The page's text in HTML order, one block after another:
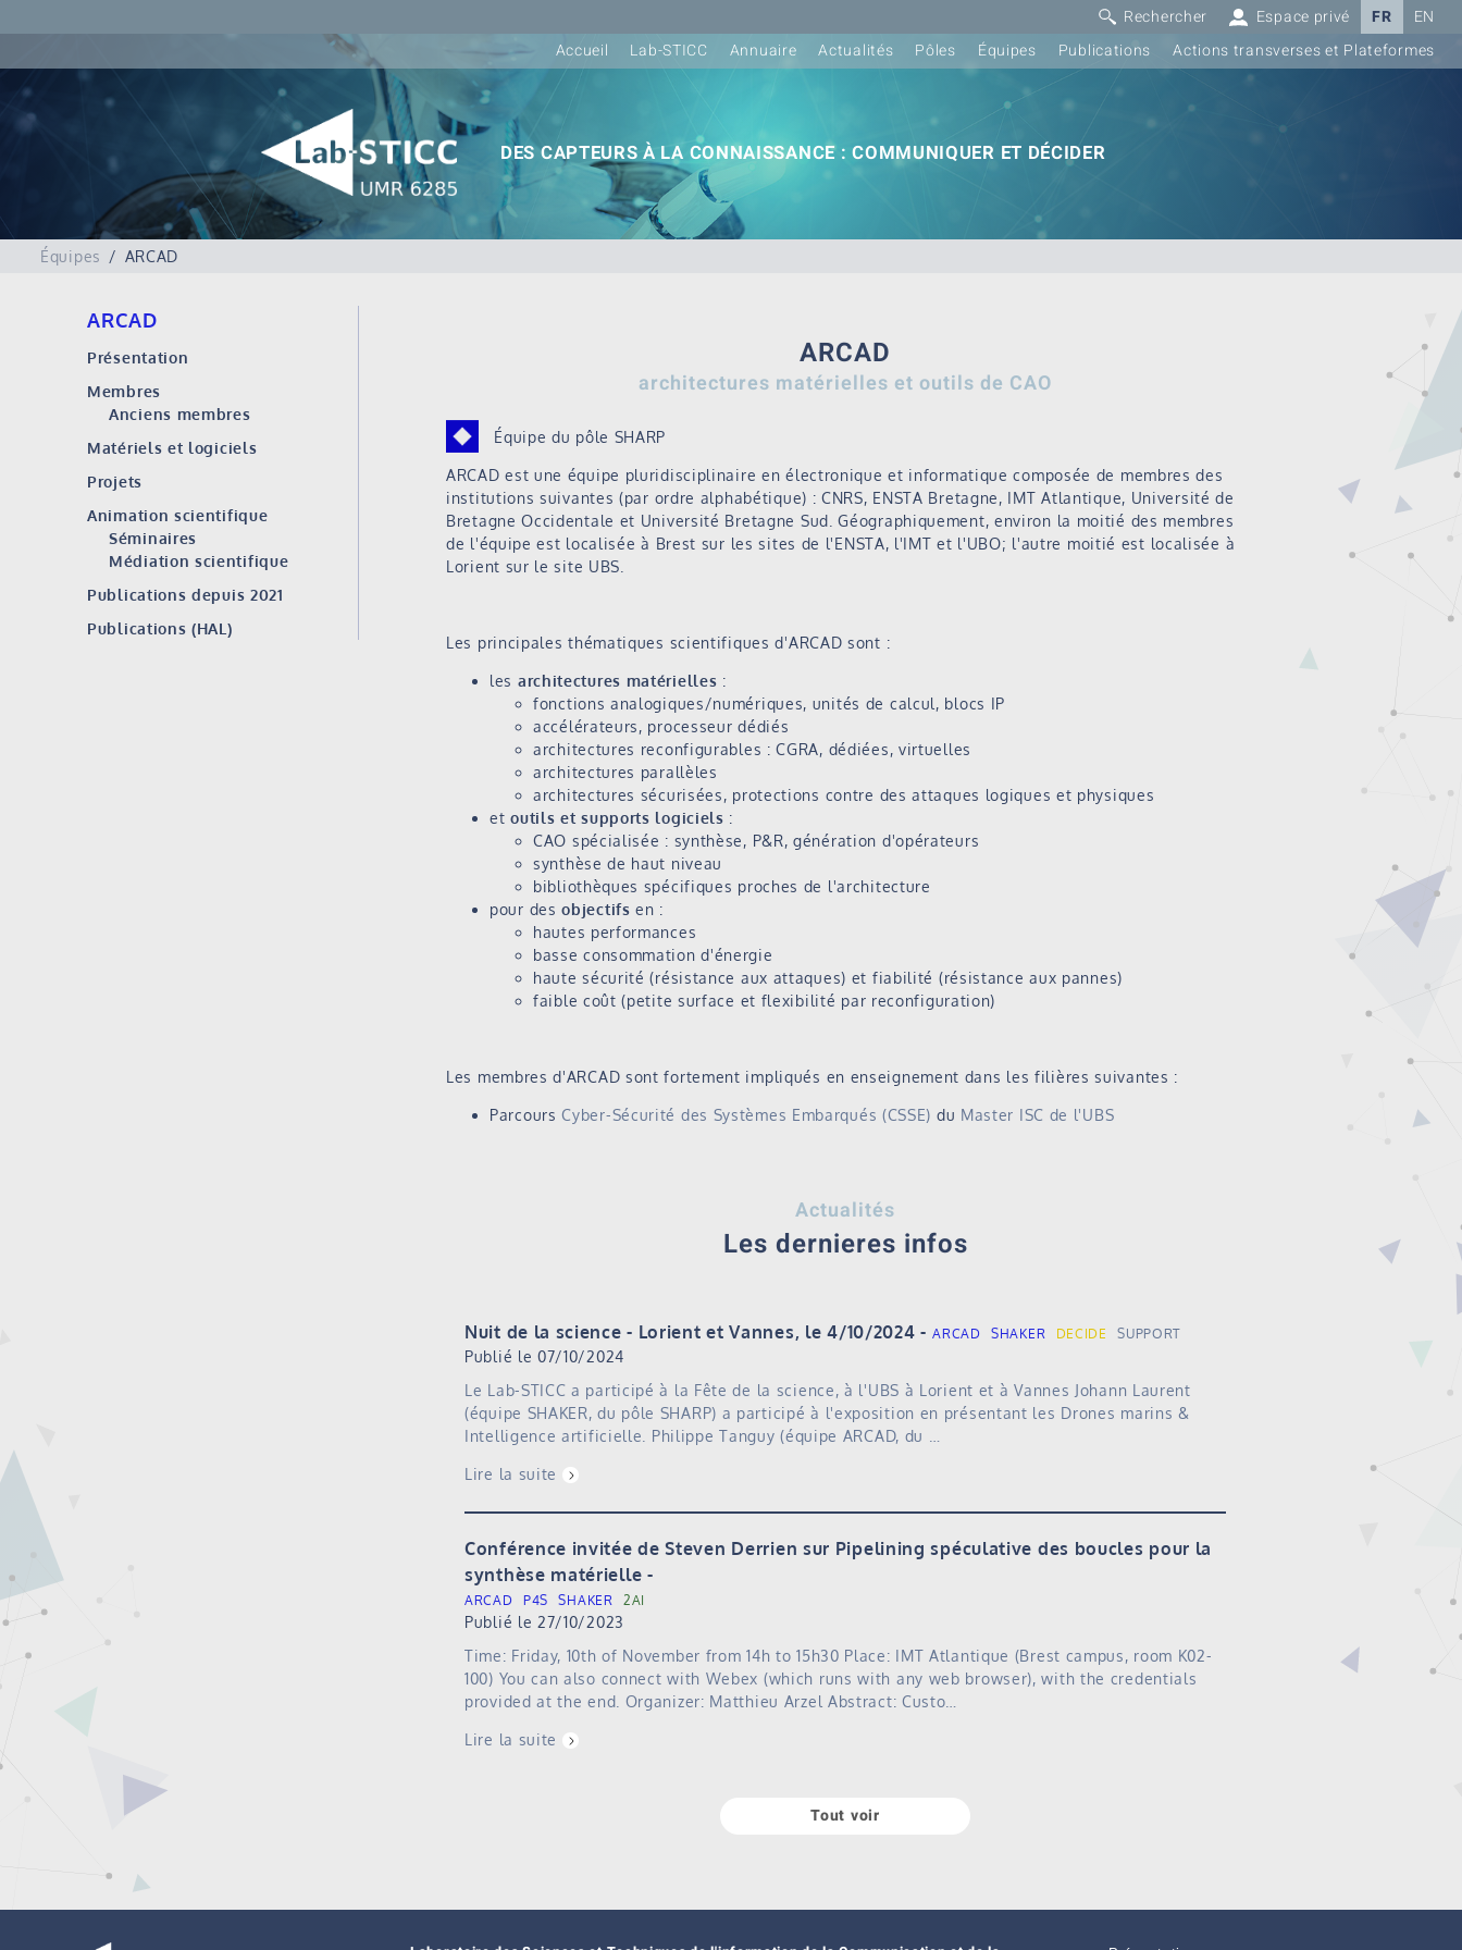
Rechercher Espace privé FR
EN
Accueil
Lab-STICC Annuaire Actualités Pôles Équipes Publications Actions transverses et Plateformes
DES CAPTEURS À LA CONNAISSANCE : COMMUNIQUER ET DÉCIDER
Équipes ARCAD
ARCAD
Présentation
Membres
Anciens membres
Matériels et logiciels
Projets
Animation scientifique
Séminaires
Médiation scientifique
Publications depuis 2021
Publications (HAL)
ARCAD
architectures matérielles et outils de CAO
Équipe du pôle SHARP
ARCAD est une équipe pluridisciplinaire en électronique et informatique composée de membres des
institutions suivantes (par ordre alphabétique) : CNRS, ENSTA Bretagne, IMT Atlantique, Université de
Bretagne Occidentale et Université Bretagne Sud. Géographiquement, environ la moitié des membres
de l'équipe est localisée à Brest sur les sites de l'ENSTA, l'IMT et l'UBO; l'autre moitié est localisée à
Lorient sur le site UBS.
Les principales thématiques scientifiques d'ARCAD sont :
les architectures matérielles :
fonctions analogiques/numériques, unités de calcul, blocs IP
accélérateurs, processeur dédiés
architectures reconfigurables : CGRA, dédiées, virtuelles
architectures parallèles
architectures sécurisées, protections contre des attaques logiques et physiques
etoutils et supports logiciels :
CAO spécialisée : synthèse, P&R, génération d'opérateurs
synthèse de haut niveau
bibliothèques spécifiques proches de l'architecture
pour desobjectifs en :
hautes performances
basse consommation d'énergie
haute sécurité (résistance aux attaques) et fiabilité (résistance aux pannes)
faible coût (petite surface et flexibilité par reconfiguration)
Les membres d'ARCAD sont fortement impliqués en enseignement dans les filières suivantes :
ParcoursCyber-Sécurité des Systèmes Embarqués (CSSE) du Master ISC de l'UBS
Actualités
Les dernieres infos
Nuit de la science - Lorient et Vannes, le 4/10/2024 ARCAD SHAKER DECIDE SUPPORT
Publié le 07/10/2024
Le Lab-STICC a participé à la Fête de la science, à l'UBS à Lorient et à Vannes Johann Laurent
(équipe SHAKER, du pôle SHARP) a participé à l'exposition en présentant les Drones marins &
Intelligence artificielle. Philippe Tanguy (équipe ARCAD, du …
Lire la suite
Conférence invitée de Steven Derrien sur Pipelining spéculative des boucles pour la
synthèse matérielle
ARCAD P4S SHAKER 2AI
Publié le 27/10/2023
Time: Friday, 10th of November from 14h to 15h30 Place: IMT Atlantique (Brest campus, room K02-
100) You can also connect with Webex (which runs with any web browser), with the credentials
provided at the end. Organizer: Matthieu Arzel Abstract: Custo…
Lire la suite
Tout voir